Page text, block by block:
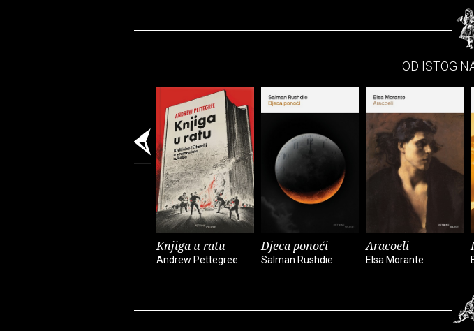
– OD ISTOG
Knjiga u ratu
Andrew Pettegree
Djeca ponoći
Salman Rushdie
Aracoeli
Elsa Morante